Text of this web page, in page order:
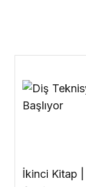
İkinci Kitap